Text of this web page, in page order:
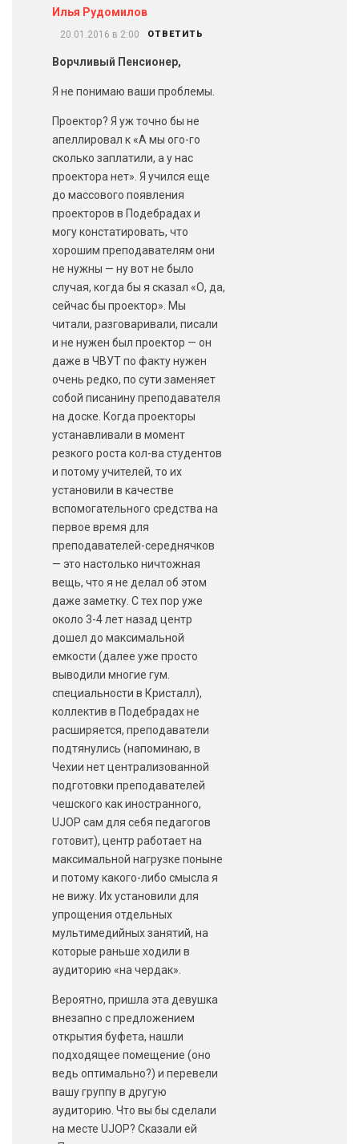
Илья Рудомилов
20.01.2016 в 2:00 ОТВЕТИТЬ
Ворчливый Пенсионер,
Я не понимаю ваши проблемы.
Проектор? Я уж точно бы не
апеллировал к «А мы ого-го
сколько заплатили, а у нас
проектора нет». Я учился еще
до массового появления
проекторов в Подебрадах и
могу констатировать, что
хорошим преподавателям они
не нужны — ну вот не было
случая, когда бы я сказал «О, да,
сейчас бы проектор». Мы
читали, разговаривали, писали
и не нужен был проектор — он
даже в ЧВУТ по факту нужен
очень редко, по сути заменяет
собой писанину преподавателя
на доске. Когда проекторы
устанавливали в момент
резкого роста кол-ва студентов
и потому учителей, то их
установили в качестве
вспомогательного средства на
первое время для
преподавателей-середнячков
— это настолько ничтожная
вещь, что я не делал об этом
даже заметку. С тех пор уже
около 3-4 лет назад центр
дошел до максимальной
емкости (далее уже просто
выводили многие гум.
специальности в Кристалл),
коллектив в Подебрадах не
расширяется, преподаватели
подтянулись (напоминаю, в
Чехии нет централизованной
подготовки преподавателей
чешского как иностранного,
UJOP сам для себя педагогов
готовит), центр работает на
максимальной нагрузке поныне
и потому какого-либо смысла я
не вижу. Их установили для
упрощения отдельных
мультимедийных занятий, на
которые раньше ходили в
аудиторию «на чердак».
Вероятно, пришла эта девушка
внезапно с предложением
открытия буфета, нашли
подходящее помещение (оно
ведь оптимально?) и перевели
вашу группу в другую
аудиторию. Что вы бы сделали
на месте UJOP? Сказали ей